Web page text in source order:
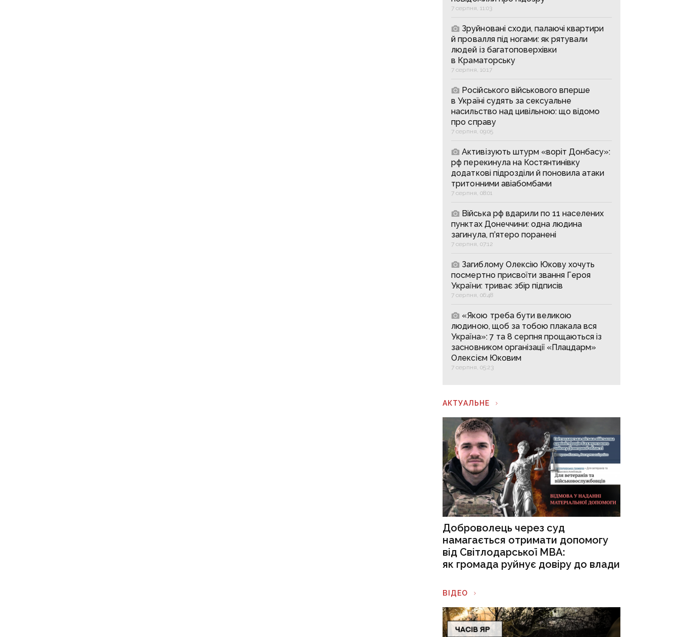
7 серпня, 11:03
Зруйновані сходи, палаючі квартири
й провалля під ногами: як рятували
людей із багатоповерхівки
в Краматорську
7 серпня, 10:17
Російського військового вперше
в Україні судять за сексуальне
насильство над цивільною: що відомо
про справу
7 серпня, 09:05
Активізують штурм «воріт Донбасу»:
рф перекинула на Костянтинівку
додаткові підрозділи й поновила атаки
тритонними авіабомбами
7 серпня, 08:01
Війська рф вдарили по 11 населених
пунктах Донеччини: одна людина
загинула, п’ятеро поранені
7 серпня, 07:12
Загиблому Олексію Юкову хочуть
посмертно присвоїти звання Героя
України: триває збір підписів
7 серпня, 06:48
«Якою треба бути великою
людиною, щоб за тобою плакала вся
Україна»: 7 та 8 серпня прощаються із
засновником організації «Плацдарм»
Олексієм Юковим
7 серпня, 05:23
АКТУАЛЬНЕ
Доброволець через суд
намагається отримати допомогу
від Світлодарської МВА:
як громада руйнує довіру до влади
ВІДЕО